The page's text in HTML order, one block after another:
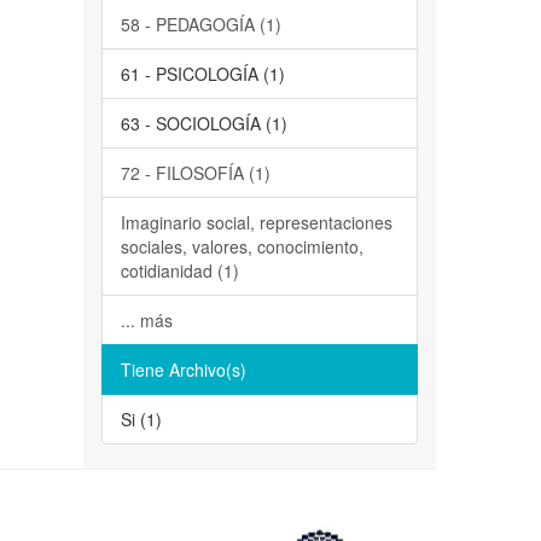
58 - PEDAGOGÍA (1)
61 - PSICOLOGÍA (1)
63 - SOCIOLOGÍA (1)
72 - FILOSOFÍA (1)
Imaginario social, representaciones
sociales, valores, conocimiento,
cotidianidad (1)
... más
Tiene Archivo(s)
Si (1)